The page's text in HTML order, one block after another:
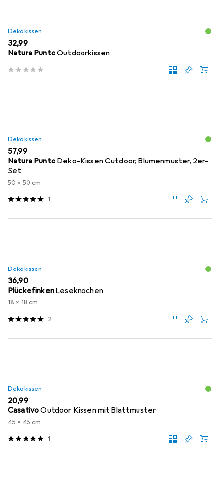
Dekokissen
EUR
32,99
Natura PuntoOutdoorkissen
Dekokissen
EUR
57,99
Natura Punto Deko-Kissen Outdoor, Blumenmuster, 2er-
Set
50 x 50 cm
1
Dekokissen
EUR
36,90
Plückefinken Leseknochen
18 x 18 cm
2
Dekokissen
EUR
20,99
CasativoOutdoor Kissen mit Blattmuster
45 x 45 cm
1